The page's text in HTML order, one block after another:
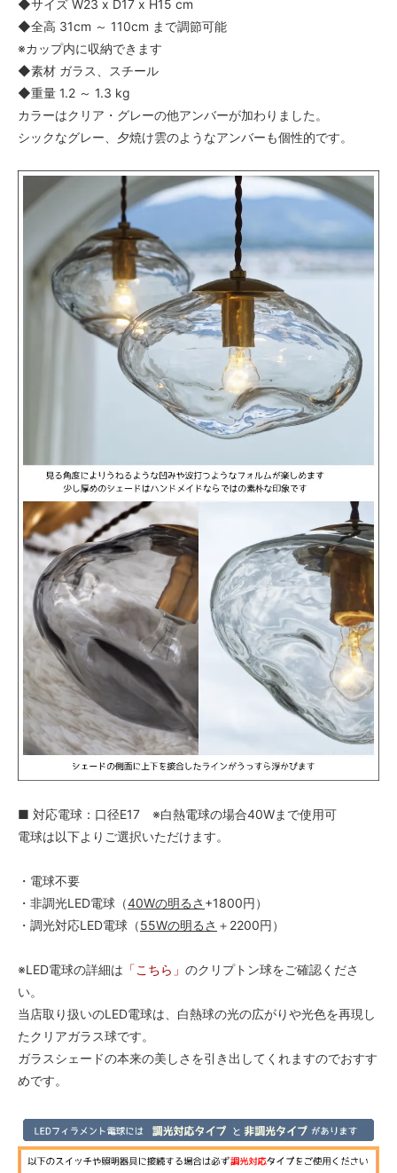
◆サイズ W23 x D17 x H15 cm
◆全高 31cm ～ 110cm まで調節可能
※カップ内に収納できます
◆素材 ガラス、スチール
◆重量 1.2 ～ 1.3 kg
カラーはクリア・グレーの他アンバーが加わりました。
シックなグレー、夕焼け雲のようなアンバーも個性的です。
■ 対応電球：口径E17 ※白熱電球の場合40Wまで使用可
電球は以下よりご選択いただけます。
・電球不要
・非調光LED電球（40Wの明るさ +1800円）
・調光対応LED電球（55Wの明るさ ＋2200円）
※LED電球の詳細は 「こちら」 のクリプトン球をご確認くださ
い。
当店取り扱いのLED電球は、白熱球の光の広がりや光色を再現し
たクリアガラス球です。
ガラスシェードの本来の美しさを引き出してくれますのでおすす
めです。